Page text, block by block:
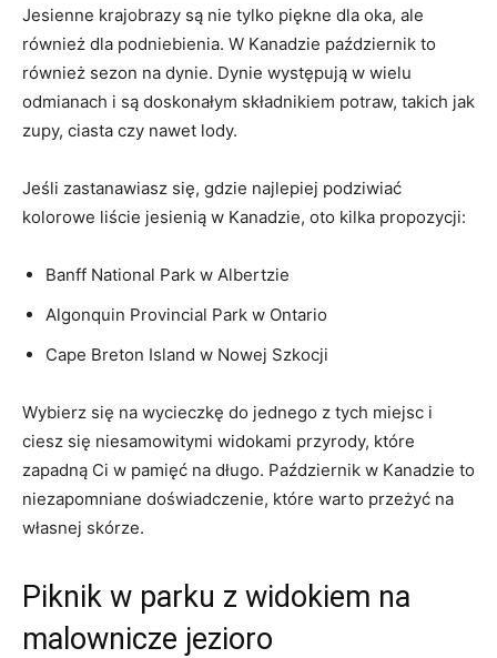
Jesienne krajobrazy są nie tylko piękne dla ​oka, ale
również dla podniebienia. W Kanadzie ‌październik to
również sezon na dynie. Dynie występują w wielu
odmianach ⁢i są doskonałym składnikiem potraw, takich jak
zupy, ciasta czy nawet lody.
Jeśli zastanawiasz się, gdzie ⁢najlepiej podziwiać
kolorowe liście jesienią w Kanadzie, oto kilka propozycji:
Banff National Park w Albertzie
Algonquin Provincial ⁣Park w Ontario
Cape Breton Island w Nowej Szkocji
Wybierz się na wycieczkę do jednego z tych‌ miejsc i
ciesz się niesamowitymi⁤ widokami przyrody, które
zapadną Ci ⁤w pamięć na długo. Październik w Kanadzie⁢ to
niezapomniane ⁢doświadczenie,​ które warto przeżyć na
⁣własnej skórze.
Piknik w ‌parku z widokiem na
malownicze ⁣jezioro